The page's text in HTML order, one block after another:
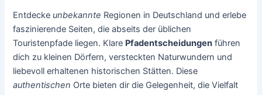
Entdecke unbekannte Regionen in Deutschland und erlebe
faszinierende Seiten, die abseits der üblichen
Touristenpfade liegen. Klare Pfadentscheidungen führen
dich zu kleinen Dörfern, versteckten Naturwundern und
liebevoll erhaltenen historischen Stätten. Diese
authentischen Orte bieten dir die Gelegenheit, die Vielfalt